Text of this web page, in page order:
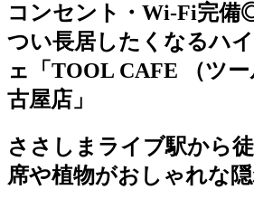
コンセント・Wi-Fi完備
つい長居したくなるハ
ェ「TOOL CAFE （ツ
古屋店」
ささしまライブ駅から
席や植物がおしゃれな